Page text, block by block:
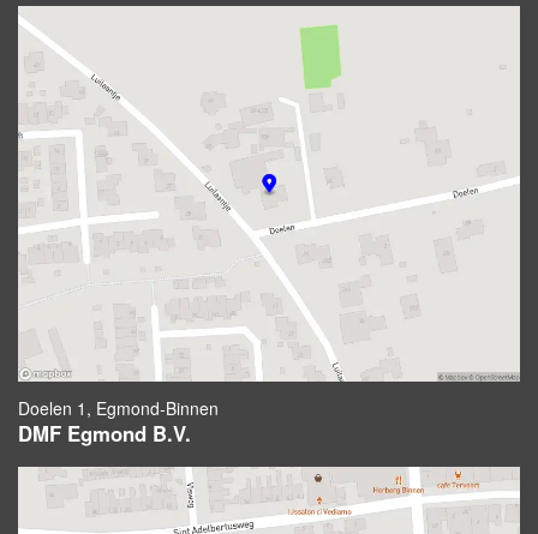
Doelen 1, Egmond-Binnen
DMF Egmond B.V.